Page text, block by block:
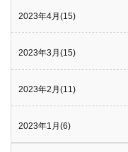
2023年4月(15)
2023年3月(15)
2023年2月(11)
2023年1月(6)